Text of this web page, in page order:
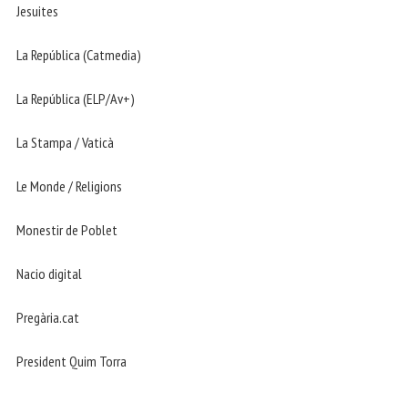
Jesuites
La República (Catmedia)
La República (ELP/Av+)
La Stampa / Vaticà
Le Monde / Religions
Monestir de Poblet
Nacio digital
Pregària.cat
President Quim Torra